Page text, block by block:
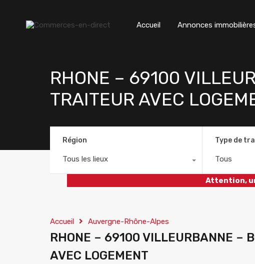
Accueil Annonces
RHONE – 69100
TRAITEUR AVEC
Région
Tous les lieux
Type de
Tous
Attention,
Accueil Auvergne-Rhône-Alpes
RHONE – 69100 VILLEURBANNE –
AVEC LOGEMENT